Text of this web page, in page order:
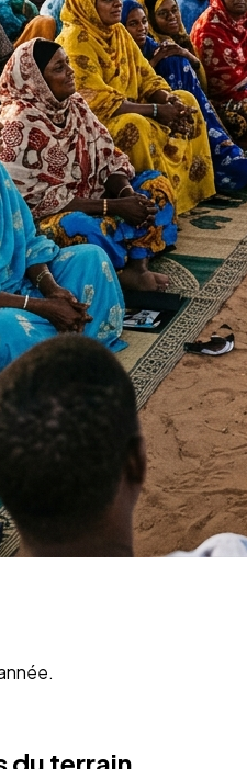
du terrain